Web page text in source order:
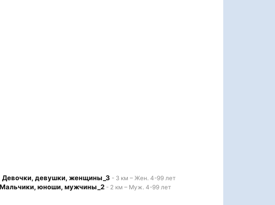
Девочки, девушки, женщины_3 - 3 км – Жен. 4-99 лет
Мальчики, юноши, мужчины_2 - 2 км – Муж. 4-99 лет